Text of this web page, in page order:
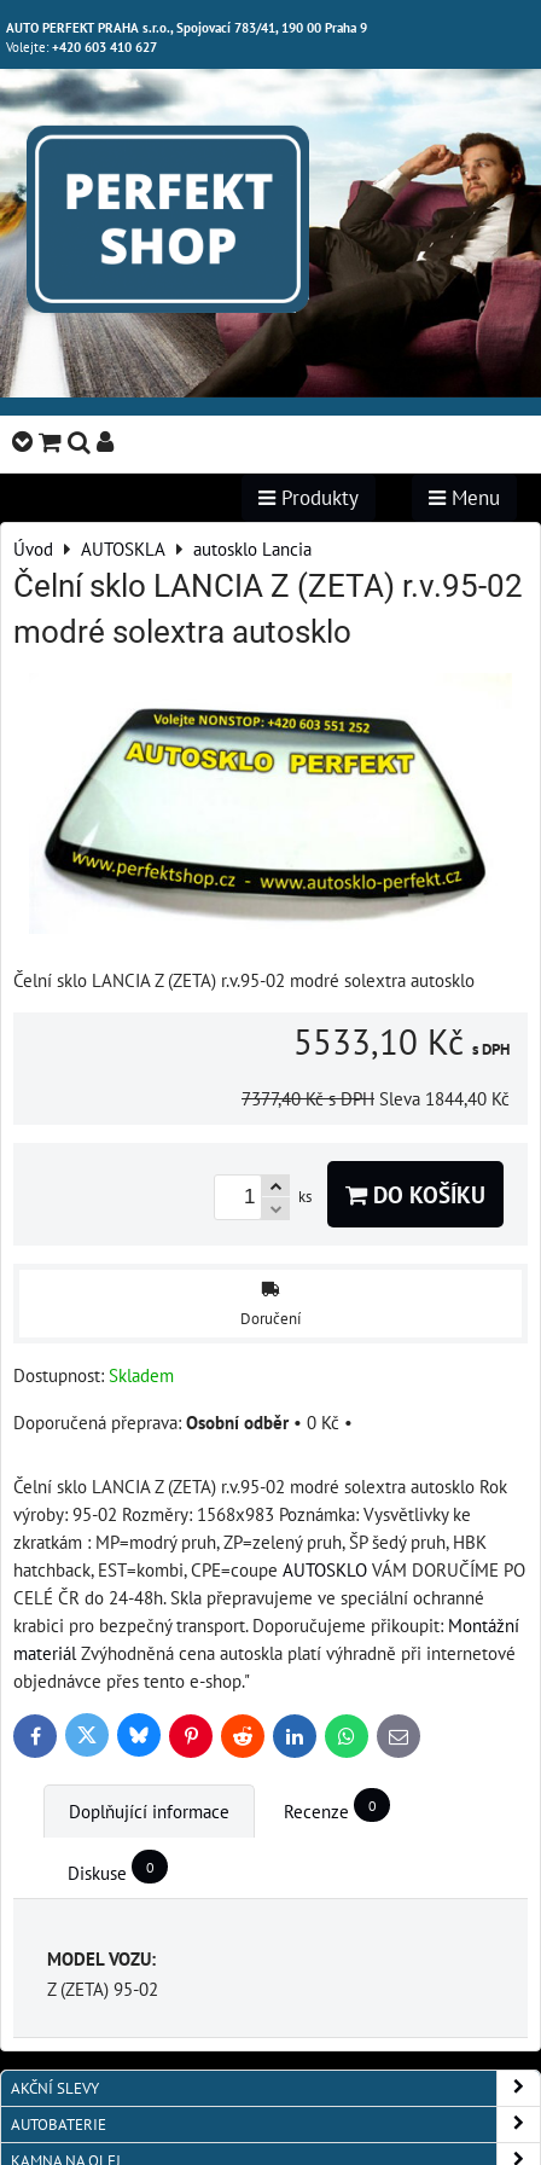
AUTO PERFEKT PRAHA s.r.o., Spojovací 783/41, 190 00 Praha 9
Volejte:+420 603 410 627
Produkty Menu
Úvod AUTOSKLA autosklo Lancia
Čelní sklo LANCIA Z (ZETA) r.v.95-02
modré solextra autosklo
Čelní sklo LANCIA Z (ZETA) r.v.95-02 modré solextra autosklo
5533,10 Kč s DPH
7377,40 Kč s DPH Sleva 1844,40 Kč
ks DO KOŠÍKU
Doručení
Dostupnost: Skladem
Osobní odběr • 0 Kč •
Čelní sklo LANCIA Z (ZETA) r.v.95-02 modré solextra autosklo Rok
výroby: 95-02 Rozměry: 1568x983 Poznámka: Vysvětlivky ke
zkratkám : MP=modrý pruh, ZP=zelený pruh, ŠP šedý pruh, HBK
hatchback, EST=kombi, CPE=coupe AUTOSKLO VÁM DORUČÍME PO
CELÉ ČR do 24-48h. Skla přepravujeme ve speciální ochranné
krabici pro bezpečný transport. Doporučujeme přikoupit: Montážní
materiál Zvýhodněná cena autoskla platí výhradně při internetové
objednávce přes tento e-shop."
FacebookTwitter BlueskyPinterestReddit LinkedInWhatsApp
E-
mail
Doplňující informace Recenze 0
Diskuse 0
MODEL VOZU:
Z (ZETA) 95-02
AKČNÍ SLEVY
AUTOBATERIE
KAMNA NA OLEJ